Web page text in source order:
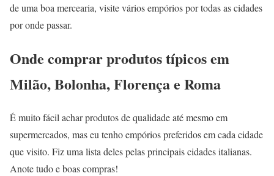
de uma boa mercearia, visite vários empórios por todas as cidades
por onde passar.
Onde comprar produtos típicos em
Milão, Bolonha, Florença e Roma
É muito fácil achar produtos de qualidade até mesmo em
supermercados, mas eu tenho empórios preferidos em cada cidade
que visito. Fiz uma lista deles pelas principais cidades italianas.
Anote tudo e boas compras!